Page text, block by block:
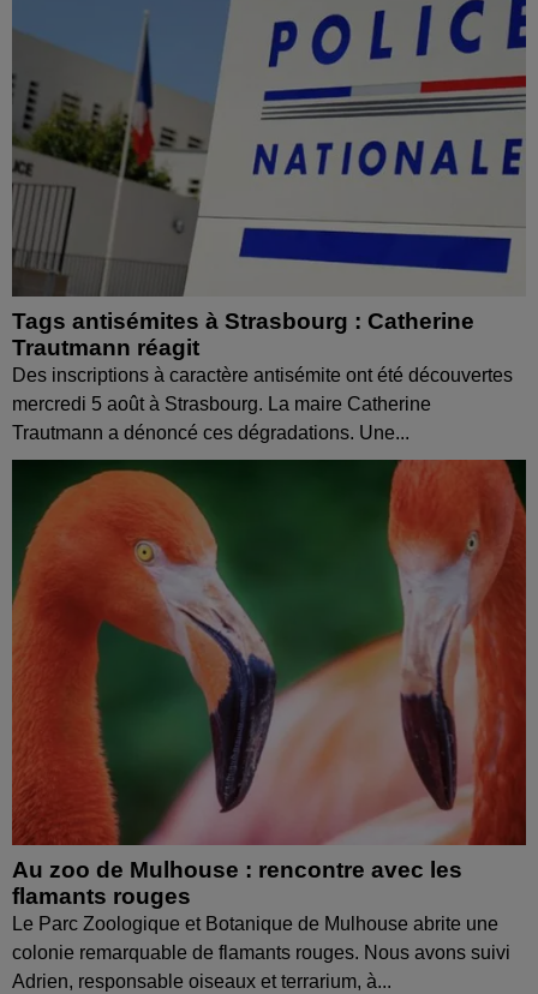
Tags antisémites à Strasbourg : Catherine
Trautmann réagit
Des inscriptions à caractère antisémite ont été découvertes
mercredi 5 août à Strasbourg. La maire Catherine
Trautmann a dénoncé ces dégradations. Une...
Au zoo de Mulhouse : rencontre avec les
flamants rouges
Le Parc Zoologique et Botanique de Mulhouse abrite une
colonie remarquable de flamants rouges. Nous avons suivi
Adrien, responsable oiseaux et terrarium, à...